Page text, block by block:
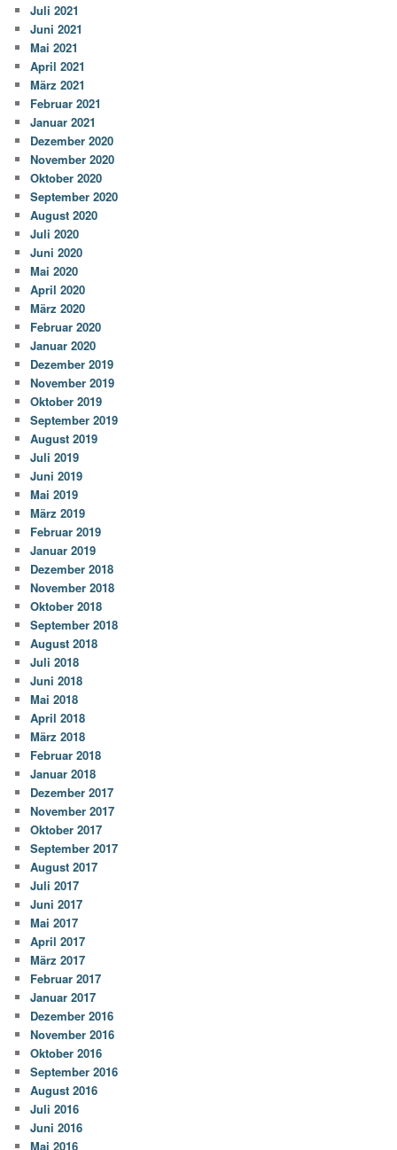
Juli 2021
Juni 2021
Mai 2021
April 2021
März 2021
Februar 2021
Januar 2021
Dezember 2020
November 2020
Oktober 2020
September 2020
August 2020
Juli 2020
Juni 2020
Mai 2020
April 2020
März 2020
Februar 2020
Januar 2020
Dezember 2019
November 2019
Oktober 2019
September 2019
August 2019
Juli 2019
Juni 2019
Mai 2019
März 2019
Februar 2019
Januar 2019
Dezember 2018
November 2018
Oktober 2018
September 2018
August 2018
Juli 2018
Juni 2018
Mai 2018
April 2018
März 2018
Februar 2018
Januar 2018
Dezember 2017
November 2017
Oktober 2017
September 2017
August 2017
Juli 2017
Juni 2017
Mai 2017
April 2017
März 2017
Februar 2017
Januar 2017
Dezember 2016
November 2016
Oktober 2016
September 2016
August 2016
Juli 2016
Juni 2016
Mai 2016